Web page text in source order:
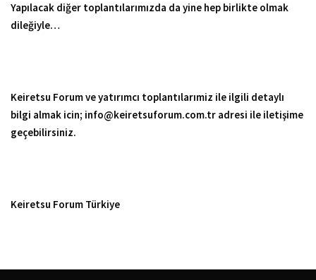
Yapılacak diğer toplantılarımızda da yine hep birlikte olmak
dileğiyle…
Keiretsu Forum ve yatırımcı toplantılarımiz ile ilgili detaylı
bilgi almak icin; info@keiretsuforum.com.tr adresi ile iletişime
geçebilirsiniz.
Keiretsu Forum Türkiye